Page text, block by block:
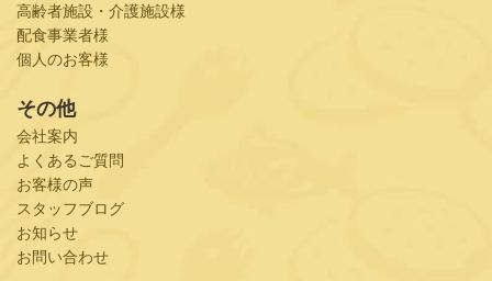
高齢者施設・介護施設様
配食事業者様
個人のお客様
その他
会社案内
よくあるご質問
お客様の声
スタッフブログ
お知らせ
お問い合わせ